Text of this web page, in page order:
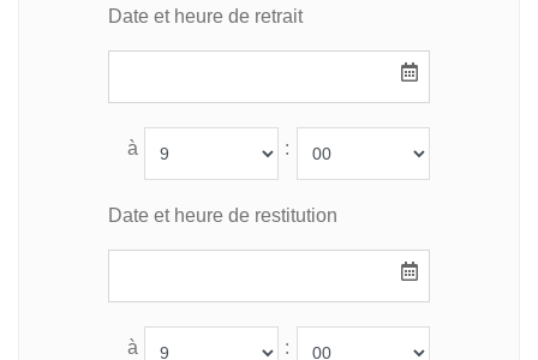
Date et heure de retrait
à :
Date et heure de restitution
à :